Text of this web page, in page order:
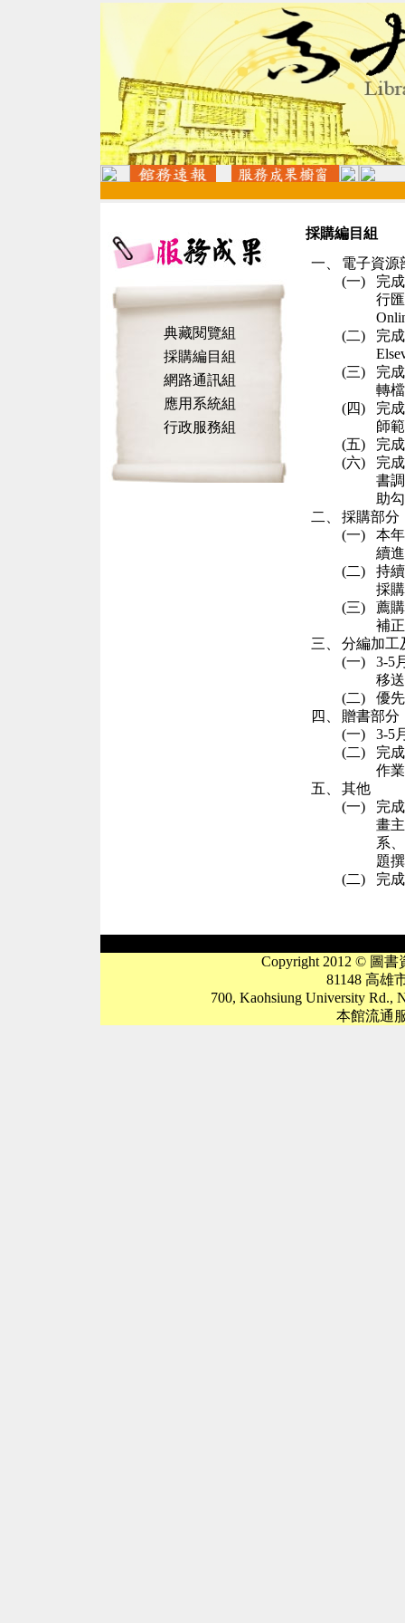
典藏閱覽組
採購編目組
網路通訊組
應用系統組
行政服務組
採購編目組
一、
電子資源
(一)
完成
行
(二)
完
(三)
完
轉
(四)
完
師
(五)
完
(六)
完
書
助
二、
採購部分
(一)
本
續
(二)
持
採
(三)
薦
補
三、
分編加工
(一)
3-5
移
(二)
優
四、
贈書部分
(一)
3-5
(二)
完
作
五、
其他
(一)
完
畫
系
題
(二)
完成
Copyright 2012 © 圖書
81148 高雄
700, Kaohsiung University Rd.,
本館流通